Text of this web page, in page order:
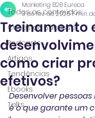
Todos os conteúdos
Cases de Sucesso
Podcasts
Artigos
Tendências
Ebooks
Talks
Treinamento
como criar
efetivos?
Marketing B2B Eureca
3 de fev. de 20257 min
Desenvolver
é o que garante um